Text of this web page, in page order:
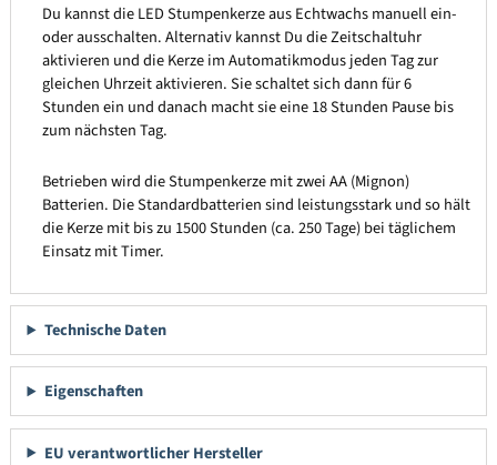
Du kannst die LED Stumpenkerze aus Echtwachs manuell ein-
oder ausschalten. Alternativ kannst Du die Zeitschaltuhr
aktivieren und die Kerze im Automatikmodus jeden Tag zur
gleichen Uhrzeit aktivieren. Sie schaltet sich dann für 6
Stunden ein und danach macht sie eine 18 Stunden Pause bis
zum nächsten Tag.
Betrieben wird die Stumpenkerze mit zwei AA (Mignon)
Batterien. Die Standardbatterien sind leistungsstark und so hält
die Kerze mit bis zu 1500 Stunden (ca. 250 Tage) bei täglichem
Einsatz mit Timer.
Technische Daten
Eigenschaften
EU verantwortlicher Hersteller